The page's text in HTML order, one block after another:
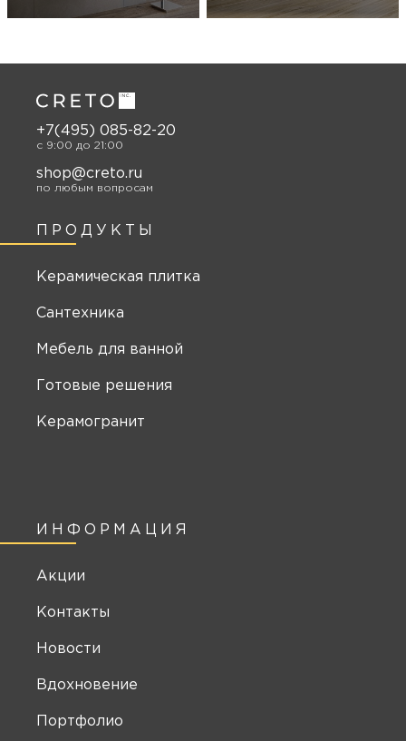
ИНФОРМАЦИЯ
Акции
Контакты
Новости
Вдохновение
Портфолио
ПРОДУКТЫ
Керамическая плитка
Сантехника
Мебель для ванной
Готовые решения
Керамогранит
+7(495) 085-82-20
c 9:00 до 21:00
shop@creto.ru
по любым вопросам